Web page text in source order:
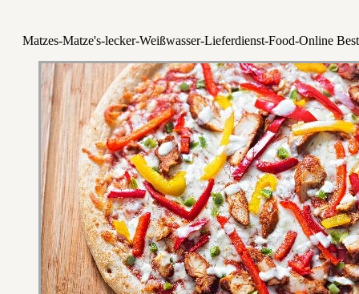
Matzes-Matze's-lecker-Weißwasser-Lieferdienst-Food-Online